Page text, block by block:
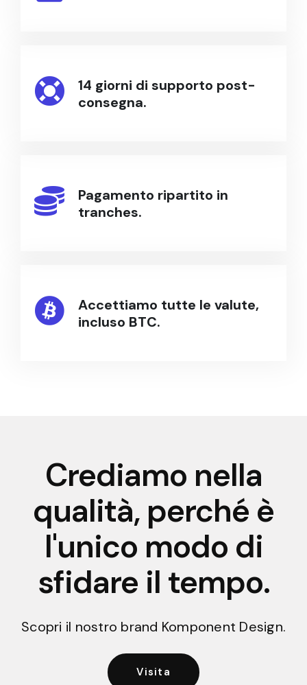
14 giorni di supporto post-
consegna.
Pagamento ripartito in
tranches.
Accettiamo tutte le valute,
incluso BTC.
Crediamo nella
qualità, perché è
l'unico modo di
sfidare il tempo.
Scopri il nostro brand Komponent Design.
Visita